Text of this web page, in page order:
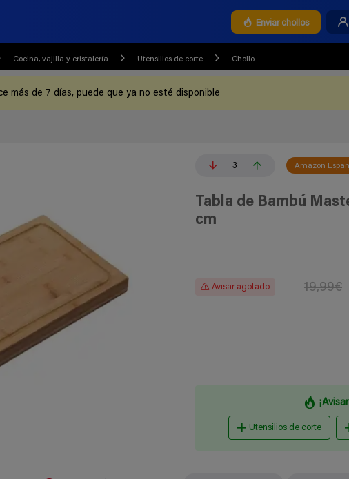
Enviar chollos
Cocina, vajilla y cristalería Utensilios de corte Chollo
más de 7 días, puede que ya no esté disponible
3 Amazon
Tabla de Bambú
cm
Avisar agotado 19,99€
Utensilios de corte